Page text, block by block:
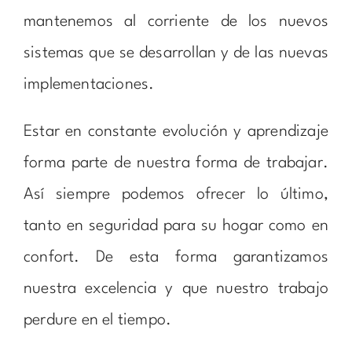
mantenemos al corriente de los nuevos
sistemas que se desarrollan y de las nuevas
implementaciones.
Estar en constante evolución y aprendizaje
forma parte de nuestra forma de trabajar.
Así siempre podemos ofrecer lo último,
tanto en seguridad para su hogar como en
confort. De esta forma garantizamos
nuestra excelencia y que nuestro trabajo
perdure en el tiempo.